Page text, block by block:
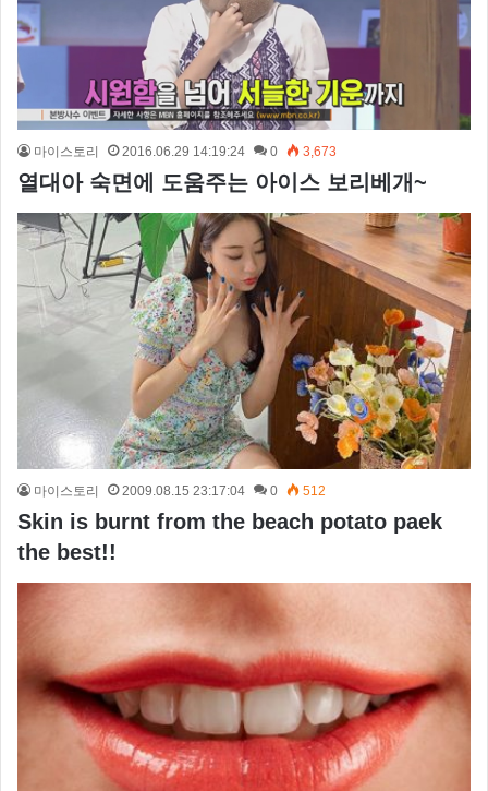
마이스토리 2016.06.29 14:19:24 0 3,673
열대아 숙면에 도움주는 아이스 보리베개~
마이스토리 2009.08.15 23:17:04 0 512
Skin is burnt from the beach potato paek
the best!!